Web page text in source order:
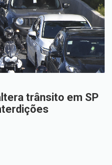
trânsito em SP